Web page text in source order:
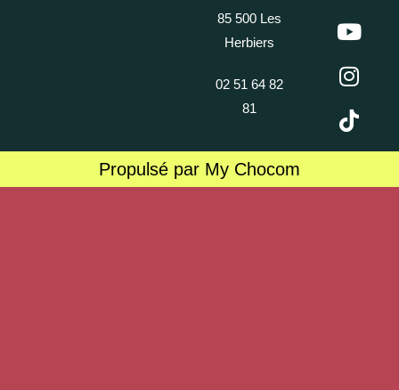
85 500 Les
Herbiers
02 51 64 82
81
Propulsé par My Chocom